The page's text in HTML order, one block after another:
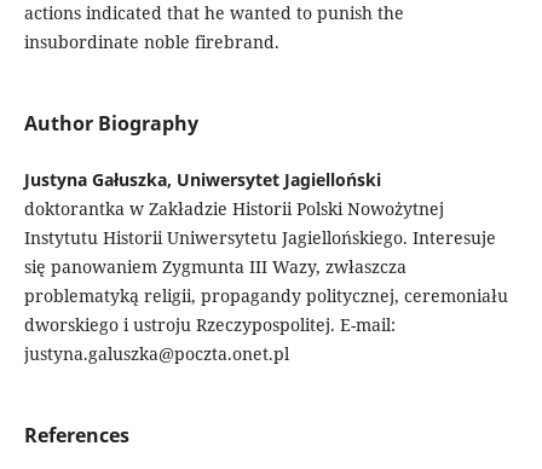
actions indicated that he wanted to punish the
insubordinate noble firebrand.
Author Biography
Justyna Gałuszka, Uniwersytet Jagielloński
doktorantka w Zakładzie Historii Polski Nowożytnej
Instytutu Historii Uniwersytetu Jagiellońskiego. Interesuje
się panowaniem Zygmunta III Wazy, zwłaszcza
problematyką religii, propagandy politycznej, ceremoniału
dworskiego i ustroju Rzeczypospolitej. E-mail:
justyna.galuszka@poczta.onet.pl
References